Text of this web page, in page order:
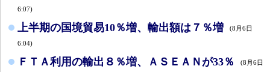
6:07)
上半期の国境貿易10％増、輸出額は７％増 (8月6日
6:04)
ＦＴＡ利用の輸出８％増、ＡＳＥＡＮが33％ (8月6日